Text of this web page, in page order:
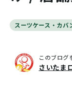
スーツケース・カバ
このブログ
さいたま